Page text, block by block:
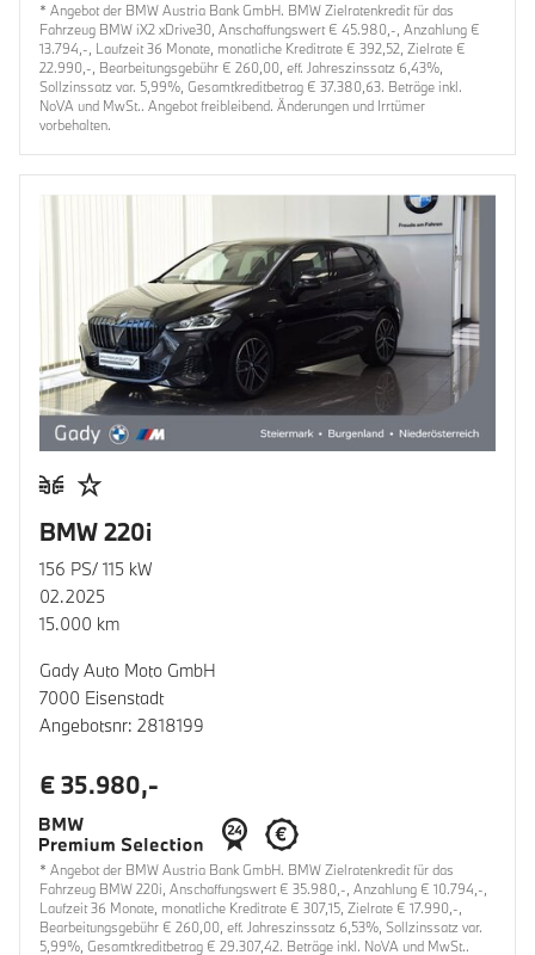
* Angebot der BMW Austria Bank GmbH. BMW Zielratenkredit für das
Fahrzeug BMW iX2 xDrive30, Anschaffungswert € 45.980,-, Anzahlung €
13.794,-, Laufzeit 36 Monate, monatliche Kreditrate € 392,52, Zielrate €
22.990,-, Bearbeitungsgebühr € 260,00, eff. Jahreszinssatz 6,43%,
Sollzinssatz var. 5,99%, Gesamtkreditbetrag € 37.380,63. Beträge inkl.
NoVA und MwSt.. Angebot freibleibend. Änderungen und Irrtümer
vorbehalten.
BMW 220i
156 PS/ 115 kW
02.2025
15.000 km
Gady Auto Moto GmbH
7000 Eisenstadt
Angebotsnr: 2818199
€ 35.980,-
* Angebot der BMW Austria Bank GmbH. BMW Zielratenkredit für das
Fahrzeug BMW 220i, Anschaffungswert € 35.980,-, Anzahlung € 10.794,-,
Laufzeit 36 Monate, monatliche Kreditrate € 307,15, Zielrate € 17.990,-,
Bearbeitungsgebühr € 260,00, eff. Jahreszinssatz 6,53%, Sollzinssatz var.
5,99%, Gesamtkreditbetrag € 29.307,42. Beträge inkl. NoVA und MwSt..